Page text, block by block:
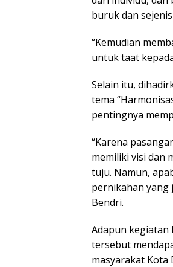
buruk dan
“Kemudian
untuk taat
Selain itu,
tema
pentingnya
“Karena
memiliki visi dan
tuju. Namun,
pernikahan yang
Bendri.
Adapun kegiatan
tersebut
masyarakat Kota